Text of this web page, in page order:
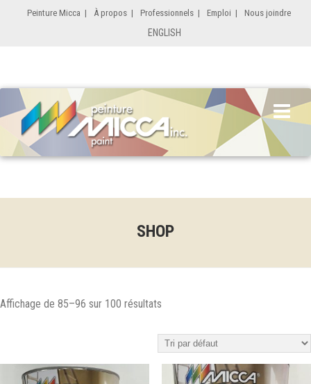
Peinture Micca | À propos | Professionnels | Emploi | Nous joindre
ENGLISH
SHOP
Affichage de 85–96 sur 100 résultats